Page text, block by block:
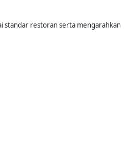
standar restoran serta mengarahkan